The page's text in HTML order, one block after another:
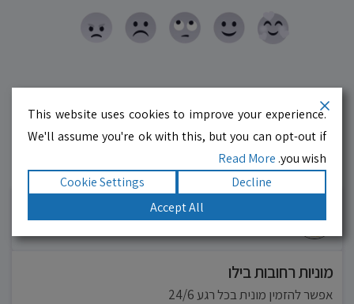
עסקים מומלצים!רוצים גם? לחצו כאן
10.0 לדף העסק
מוניות רחובות בילו
אפשר להזמין מונית בכל רגע 24/6
This website uses cookies to improve your experience.
We'll assume you're ok with this, but you can opt-out if
you wish.
Read More
Decline
Cookie Settings
Accept All